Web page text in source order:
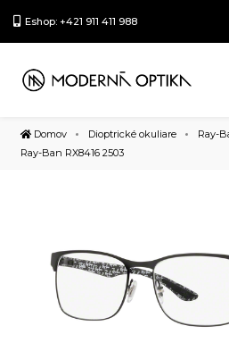
Eshop: +421 911 411 988
Domov Dioptrické okuliare
Ray-
Ray-Ban RX8416 2503